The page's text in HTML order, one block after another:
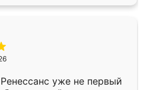
уже не первый